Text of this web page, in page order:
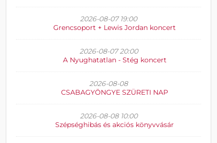
2026-08-07 19:00
Grencsoport + Lewis Jordan koncert
2026-08-07 20:00
A Nyughatatlan - Stég koncert
2026-08-08
CSABAGYÖNGYE SZÜRETI NAP
2026-08-08 10:00
Szépséghibás és akciós könyvvásár